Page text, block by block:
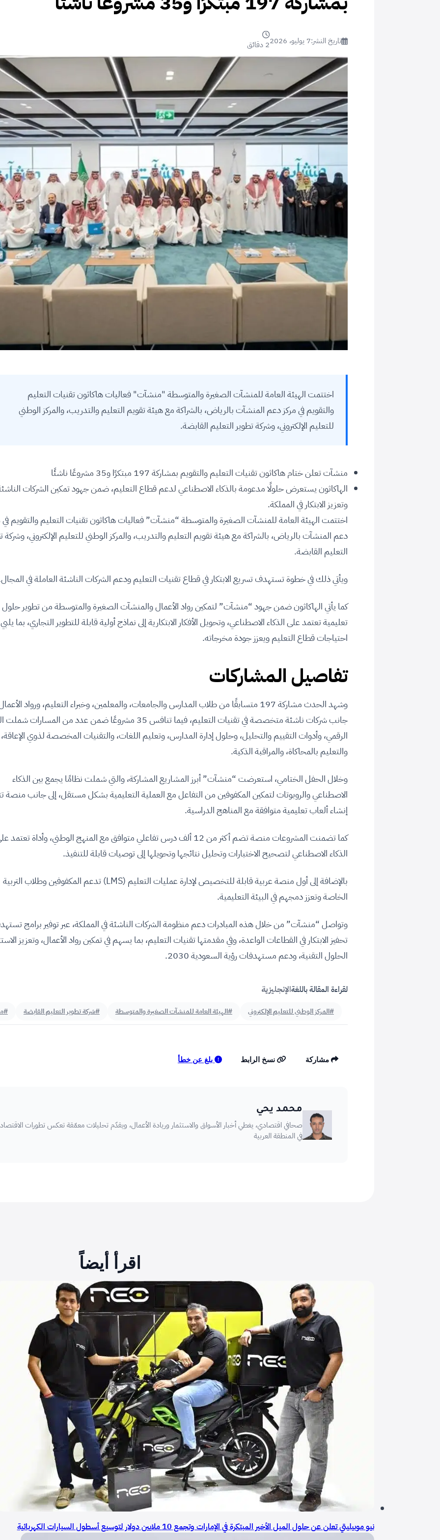
تاريخ النشر:7 يوليو، 2026 2 دقائق
اختتمت الهيئة العامة للمنشآت الصغيرة والمتوسطة "منشآت" فعاليات هاكاثون تقنيات التعليم
والتقويم في مركز دعم المنشآت بالرياض، بالشراكة مع هيئة تقويم التعليم والتدريب، والمركز الوطني
للتعليم الإلكتروني، وشركة تطوير التعليم القابضة.
منشآت تعلن ختام هاكاثون تقنيات التعليم والتقويم بمشاركة 197 مبتكرًا و35 مشروعًا ناشئًا
الهاكاثون يستعرض حلولًا مدعومة بالذكاء الاصطناعي لدعم قطاع التعليم، ضمن جهود تمكين الشركات
وتعزيز الابتكار في المملكة.
اختتمت الهيئة العامة للمنشآت الصغيرة والمتوسطة “منشآت” فعاليات هاكاثون تقنيات التعليم والتقويم في
دعم المنشآت بالرياض، بالشراكة مع هيئة تقويم التعليم والتدريب، والمركز الوطني للتعليم الإلكتروني، وشركة
التعليم القابضة.
ويأتي ذلك في خطوة تستهدف تسريع الابتكار في قطاع تقنيات التعليم ودعم الشركات الناشئة العاملة في
كما يأتي الهاكاثون ضمن جهود “منشآت” لتمكين رواد الأعمال والمنشآت الصغيرة والمتوسطة من تطوير حلول
تعليمية تعتمد على الذكاء الاصطناعي، وتحويل الأفكار الابتكارية إلى نماذج أولية قابلة للتطوير التجاري، بما يلبي
احتياجات قطاع التعليم ويعزز جودة مخرجاته.
تفاصيل المشاركات
وشهد الحدث مشاركة 197 متسابقًا من طلاب المدارس والجامعات، والمعلمين، وخبراء التعليم، ورواد
جانب شركات ناشئة متخصصة في تقنيات التعليم، فيما تنافس 35 مشروعًا ضمن عدد من
الرقمي، وأدوات التقييم والتحليل، وحلول إدارة المدارس، وتعليم اللغات، والتقنيات المخصصة لذوي الإعاقة،
والتعليم بالمحاكاة، والمراقبة الذكية.
وخلال الحفل الختامي، استعرضت “منشآت” أبرز المشاريع المشاركة، والتي شملت نظامًا يجمع بين الذكاء
الاصطناعي والروبوتات لتمكين المكفوفين من التفاعل مع العملية التعليمية بشكل مستقل، إلى جانب منصة
إنشاء ألعاب تعليمية متوافقة مع المناهج الدراسية.
كما تضمنت المشروعات منصة تضم أكثر من 12 ألف درس تفاعلي متوافق مع المنهج الوطني، وأداة تعتمد
الذكاء الاصطناعي لتصحيح الاختبارات وتحليل نتائجها وتحويلها إلى توصيات قابلة للتنفيذ.
بالإضافة إلى أول منصة عربية قابلة للتخصيص لإدارة عمليات التعليم (LMS) تدعم المكفوفين وطلاب التربية
الخاصة وتعزز دمجهم في البيئة التعليمية.
وتواصل “منشآت” من خلال هذه المبادرات دعم منظومة الشركات الناشئة في المملكة، عبر توفير برامج
تحفيز الابتكار في القطاعات الواعدة، وفي مقدمتها تقنيات التعليم، بما يسهم في تمكين رواد الأعمال، وتعزيز
الحلول التقنية، ودعم مستهدفات رؤية السعودية 2030.
لقراءة المقالة باللغةالإنجليزية
#المركز الوطني للتعليم الإلكتروني #الهيئة العامة للمنشآت الصغيرة والمتوسطة #شركة تطوير التعليم القابضة
مشاركة نسخ الرابط بلغ عن خطأ
محمد يحي
صحافي اقتصادي، يغطي أخبار الأسواق والاستثمار وريادة الأعمال، ويقدّم تحليلات معمّقة تعكس تطورات الاقتصاد
في المنطقة العربية
اقرأ أيضاً
نيو موبيليتي تعلن عن حلول الميل الأخير المبتكرة في الإمارات وتجمع 10 ملايين دولار لتوسيع أسطول السيارات الكهربائية